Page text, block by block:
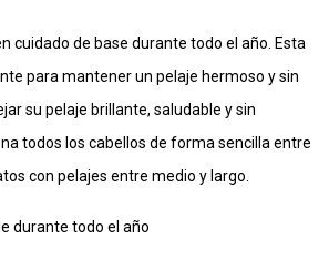
cuidado de base durante todo el año. Esta
para mantener un pelaje hermoso y sin
su pelaje brillante, saludable y sin
todos los cabellos de forma sencilla entre
con pelajes entre medio y largo.
durante todo el año